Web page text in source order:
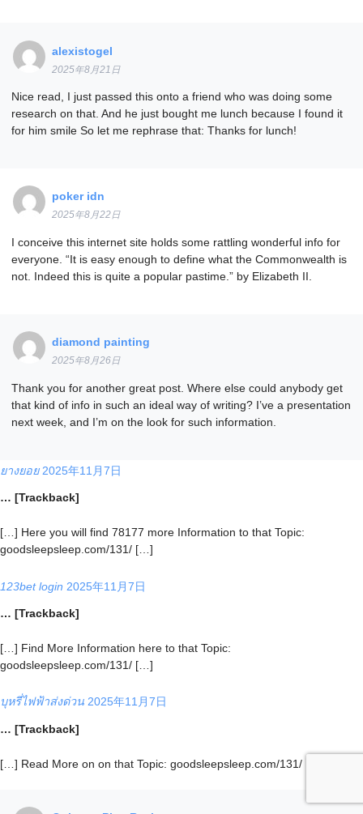
alexistogel
2025年8月21日
Nice read, I just passed this onto a friend who was doing some
research on that. And he just bought me lunch because I found it
for him smile So let me rephrase that: Thanks for lunch!
poker idn
2025年8月22日
I conceive this internet site holds some rattling wonderful info for
everyone. “It is easy enough to define what the Commonwealth is
not. Indeed this is quite a popular pastime.” by Elizabeth II.
diamond painting
2025年8月26日
Thank you for another great post. Where else could anybody get
that kind of info in such an ideal way of writing? I’ve a presentation
next week, and I’m on the look for such information.
ยางยอย 2025年11月7日
… [Trackback]
[…] Here you will find 78177 more Information to that Topic:
goodsleepsleep.com/131/ […]
123bet login 2025年11月7日
… [Trackback]
[…] Find More Information here to that Topic:
goodsleepsleep.com/131/ […]
บุหรี่ไฟฟ้าส่งด่วน 2025年11月7日
… [Trackback]
[…] Read More on on that Topic: goodsleepsleep.com/131/ […]